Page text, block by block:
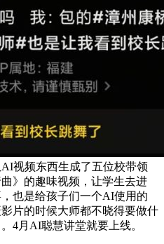
视频东西生成了五位校带领
》的趣味视频，让学生去进
也是给孩子们一个AI使用的
片的时候大师都不晓得要做什
4月AI聪慧讲堂就要上线。